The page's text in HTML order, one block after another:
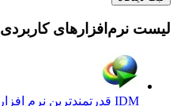
نرم‌افزارهای کاربردی
IDM قدرتمندترین نرم افزار دانلود